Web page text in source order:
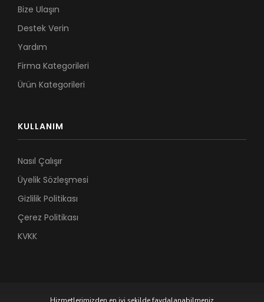
Bize Ulaşın
Destek Verin
Yardım
Firma Kategorileri
Ürün Kategorileri
KULLANIM
Nasıl Çalışır
Üyelik Sözleşmesi
Gizlilik Politikası
Çerez Politikası
KVKK